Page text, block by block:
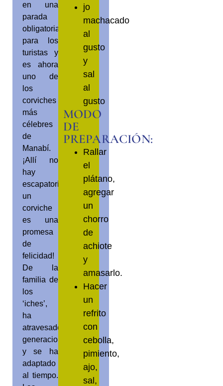
en una
parada
obligatoria
para los
turistas y
es ahora
uno de
los
corviches
más
célebres
de
Manabí.
¡Allí no
hay
escapatoria,
un
corviche
es una
promesa
de
felicidad!
De la
familia de
los
‘iches’,
ha
atravesado
generaciones
y se ha
adaptado
al tiempo.
jo
machacado
al
gusto
y
sal
al
gusto
MODO
DE
PREPARACIÓN:
Rallar
el
plátano,
agregar
un
chorro
de
achiote
y
amasarlo.
Hacer
un
refrito
con
cebolla,
pimiento,
ajo,
sal,